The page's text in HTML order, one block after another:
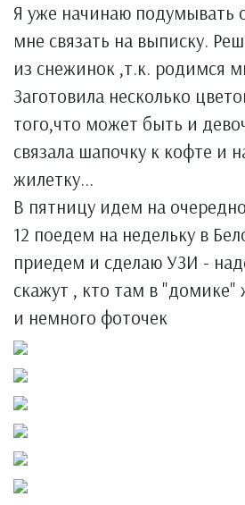
Я уже начинаю подумывать
мне связать на выписку.
из снежинок ,т.к. родимся
Заготовила несколько
того,что может быть и
связала шапочку к кофте и
жилетку...
В пятницу идем на
12 поедем на недельку в
приедем и сделаю УЗИ -
скажут , кто там в "домике"
и немного фоточек